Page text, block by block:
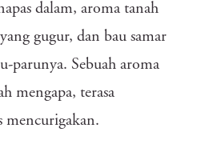
dalam, aroma tanah
gugur, dan bau samar
parunya. Sebuah aroma
mengapa, terasa
mencurigakan.